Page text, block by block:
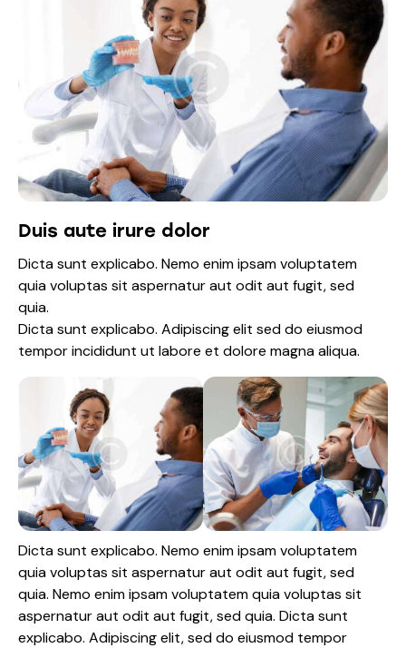
Duis aute irure dolor
Dicta sunt explicabo. Nemo enim ipsam voluptatem
quia voluptas sit aspernatur aut odit aut fugit, sed
quia.
Dicta sunt explicabo. Adipiscing elit sed do eiusmod
tempor incididunt ut labore et dolore magna aliqua.
Dicta sunt explicabo. Nemo enim ipsam voluptatem
quia voluptas sit aspernatur aut odit aut fugit, sed
quia. Nemo enim ipsam voluptatem quia voluptas sit
aspernatur aut odit aut fugit, sed quia. Dicta sunt
explicabo. Adipiscing elit, sed do eiusmod tempor